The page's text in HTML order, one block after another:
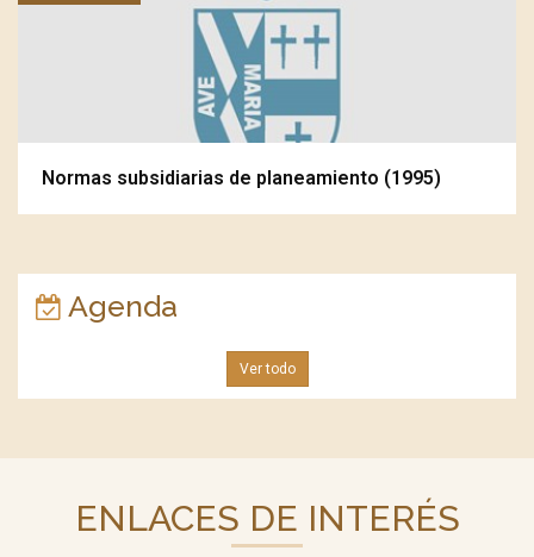
Normas subsidiarias de planeamiento (1995)
Agenda
Ver todo
ENLACES DE INTERÉS